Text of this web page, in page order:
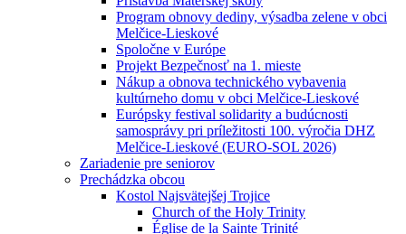
Program obnovy dediny, výsadba zelene v obci
Melčice-Lieskové
Spoločne v Európe
Projekt Bezpečnosť na 1. mieste
Nákup a obnova technického vybavenia
kultúrneho domu v obci Melčice-Lieskové
Európsky festival solidarity a budúcnosti
samosprávy pri príležitosti 100. výročia DHZ
Melčice-Lieskové (EURO-SOL 2026)
Zariadenie pre seniorov
Prechádzka obcou
Kostol Najsvätejšej Trojice
Church of the Holy Trinity
Église de la Sainte Trinité